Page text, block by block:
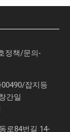
정책/문의-
잡지등
간일
로84번길 14-